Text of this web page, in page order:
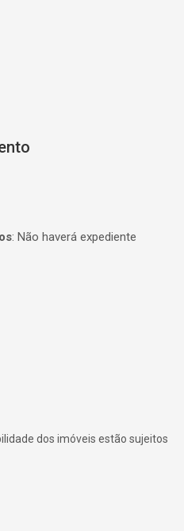
: Não haverá expediente
dos imóveis estão sujeitos